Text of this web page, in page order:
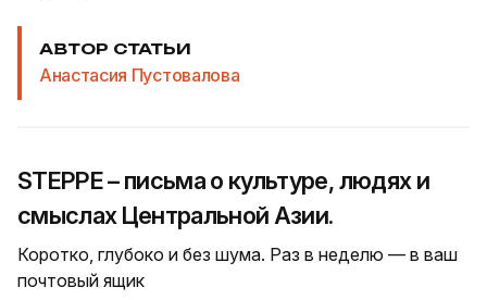
АВТОР СТАТЬИ
Анастасия Пустовалова
STEPPE – письма о культуре, людях и
смыслах Центральной Азии.
Коротко, глубоко и без шума. Раз в неделю — в ваш
почтовый ящик